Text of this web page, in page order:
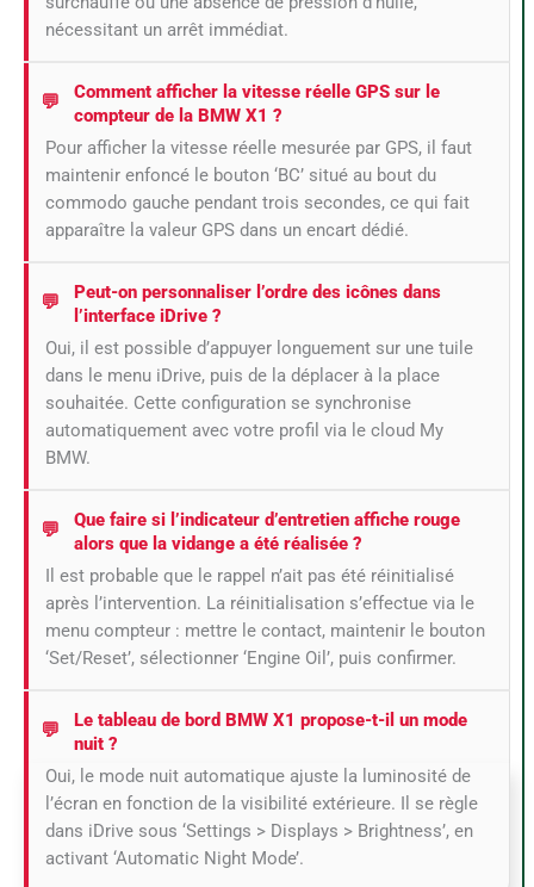
nécessitant un arrêt immédiat.
Comment afficher la vitesse réelle GPS sur le
compteur de la BMW X1 ?
Pour afficher la vitesse réelle mesurée par GPS, il faut
maintenir enfoncé le bouton ‘BC’ situé au bout du
commodo gauche pendant trois secondes, ce qui fait
apparaître la valeur GPS dans un encart dédié.
Peut-on personnaliser l’ordre des icônes dans
l’interface iDrive ?
Oui, il est possible d’appuyer longuement sur une tuile
dans le menu iDrive, puis de la déplacer à la place
souhaitée. Cette configuration se synchronise
automatiquement avec votre profil via le cloud My
BMW.
Que faire si l’indicateur d’entretien affiche rouge
alors que la vidange a été réalisée ?
Il est probable que le rappel n’ait pas été réinitialisé
après l’intervention. La réinitialisation s’effectue via le
menu compteur : mettre le contact, maintenir le bouton
‘Set/Reset’, sélectionner ‘Engine Oil’, puis confirmer.
Le tableau de bord BMW X1 propose-t-il un mode
nuit ?
Oui, le mode nuit automatique ajuste la luminosité de
l’écran en fonction de la visibilité extérieure. Il se règle
dans iDrive sous ‘Settings > Displays > Brightness’, en
activant ‘Automatic Night Mode’.